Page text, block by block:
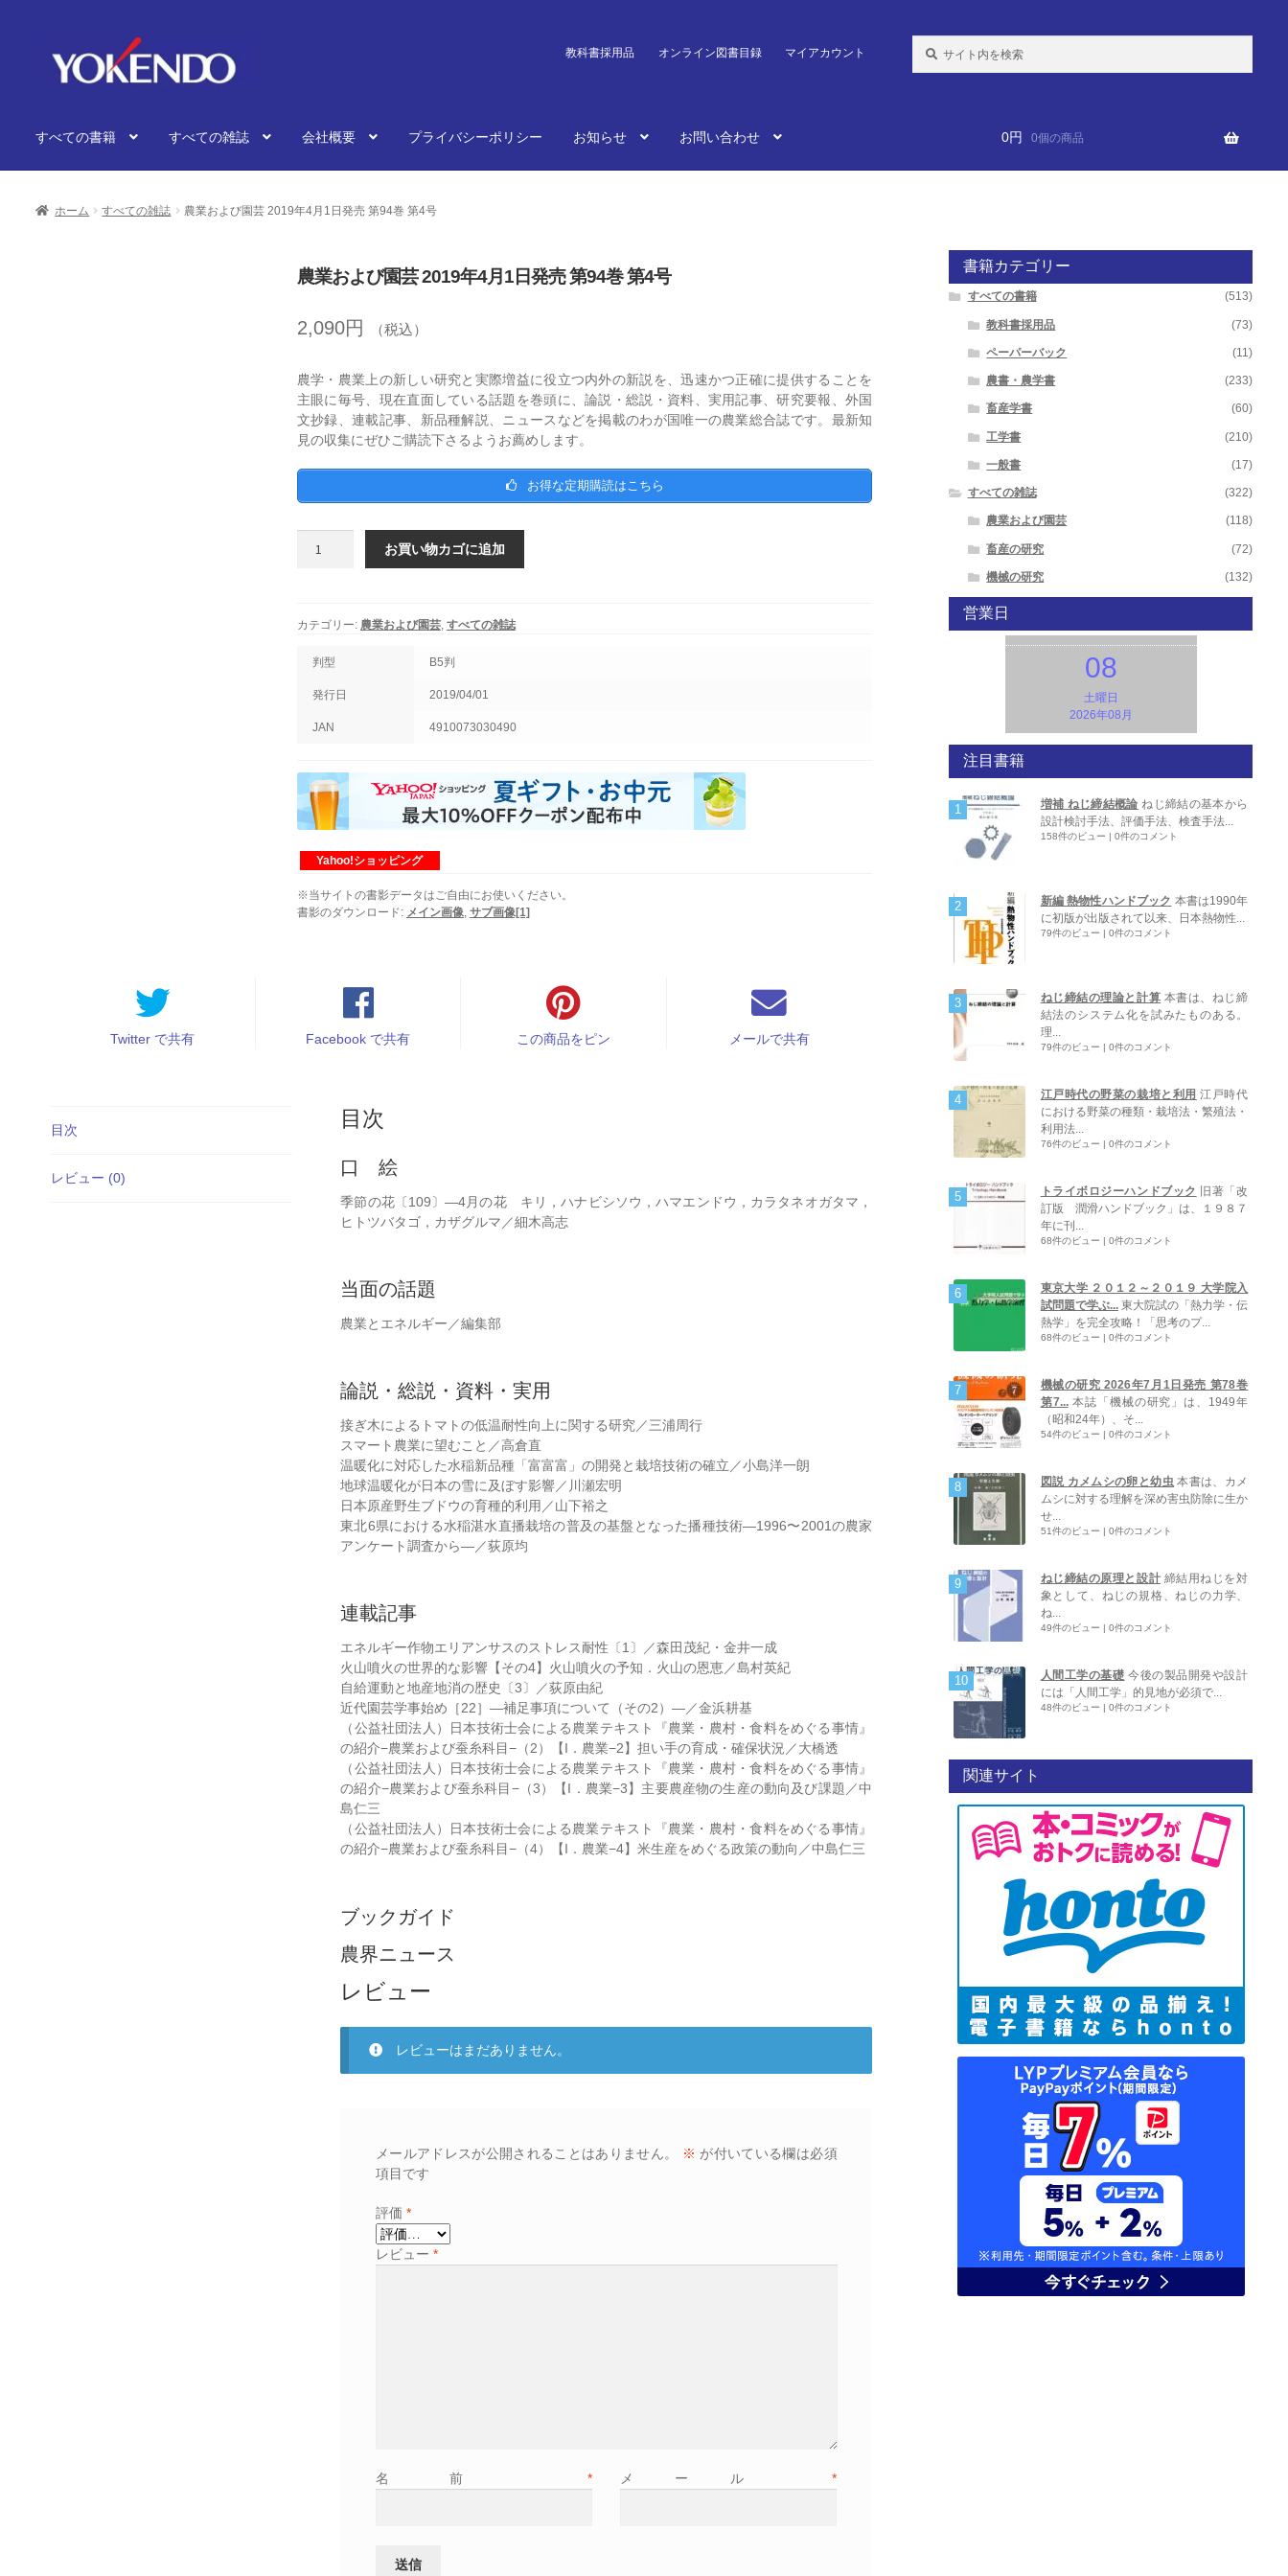
ョ
ス
へ
ッ
教科書採用品 オンライン図書目録 マイアカウント
すべての書籍 すべての雑誌 会社概要 プライバシーポリシー お知らせ お問い合わせ 0円 0個の商品
ホーム すべての雑誌 農業および園芸 2019年4月1日発売 第94巻 第4号
農業および園芸 2019年4月1日発売 第94巻 第4号
2,090円 （税込）
農学・農業上の新しい研究と実際増益に役立つ内外の新説を、迅速かつ正確に提供することを
主眼に毎号、現在直面している話題を巻頭に、論説・総説・資料、実用記事、研究要報、外国
文抄録、連載記事、新品種解説、ニュースなどを掲載のわが国唯一の農業総合誌です。最新知
見の収集にぜひご購読下さるようお薦めします。
お得な定期購読はこちら
び
売
第
4
お買い物カゴに追加
カテゴリー: 農業および園芸, すべての雑誌
判型 B5判
発行日 2019/04/01
JAN 4910073030490
Yahoo!ショッピング
※当サイトの書影データはご自由にお使いください。
書影のダウンロード: メイン画像 サブ画像[1]
Twitter で共有 Facebook で共有 この商品をピン メールで共有
目次
レビュー (0)
目次
口 絵
季節の花〔109〕―4月の花 キリ，ハナビシソウ，ハマエンドウ，カラタネオガタマ，
ヒトツバタゴ，カザグルマ／細木高志
当面の話題
農業とエネルギー／編集部
論説・総説・資料・実用
接ぎ木によるトマトの低温耐性向上に関する研究／三浦周行
スマート農業に望むこと／高倉直
温暖化に対応した水稲新品種「富富富」の開発と栽培技術の確立／小島洋一朗
地球温暖化が日本の雪に及ぼす影響／川瀬宏明
日本原産野生ブドウの育種的利用／山下裕之
東北6県における水稲湛水直播栽培の普及の基盤となった播種技術―1996〜2001の農家
アンケート調査から―／荻原均
連載記事
エネルギー作物エリアンサスのストレス耐性〔1〕／森田茂紀・金井一成
火山噴火の世界的な影響【その4】火山噴火の予知．火山の恩恵／島村英紀
自給運動と地産地消の歴史〔3〕／荻原由紀
近代園芸学事始め［22］―補足事項について（その2）―／金浜耕基
（公益社団法人）日本技術士会による農業テキスト『農業・農村・食料をめぐる事情』
の紹介−農業および蚕糸科目−（2）【I．農業−2】担い手の育成・確保状況／大橋透
（公益社団法人）日本技術士会による農業テキスト『農業・農村・食料をめぐる事情』
の紹介−農業および蚕糸科目−（3）【I．農業−3】主要農産物の生産の動向及び課題／中
島仁三
（公益社団法人）日本技術士会による農業テキスト『農業・農村・食料をめぐる事情』
の紹介−農業および蚕糸科目−（4）【I．農業−4】米生産をめぐる政策の動向／中島仁三
ブックガイド
農界ニュース
レビュー
レビューはまだありません。
メールアドレスが公開されることはありません。 ※ が付いている欄は必須
項目です
評価 *
レビュー *
名前* メール *
書籍カテゴリー
すべての書籍 (513)
教科書採用品 (73)
ペーパーバック (11)
農書・農学書 (233)
畜産学書 (60)
工学書 (210)
一般書 (17)
すべての雑誌 (322)
農業および園芸 (118)
畜産の研究 (72)
機械の研究 (132)
営業日
08
土曜日
2026年08月
注目書籍
増補 ねじ締結概論 ねじ締結の基本から
設計検討手法、評価手法、検査手法...
158件のビュー | 0件のコメント
新編 熱物性ハンドブック 本書は1990年
に初版が出版されて以来、日本熱物性...
79件のビュー | 0件のコメント
ねじ締結の理論と計算 本書は、ねじ締
結法のシステム化を試みたものある。
理...
79件のビュー | 0件のコメント
江戸時代の野菜の栽培と利用 江戸時代
における野菜の種類・栽培法・繁殖法・
利用法...
76件のビュー | 0件のコメント
トライボロジーハンドブック
旧著「改
訂版 潤滑ハンドブック」は、１９８７
年に刊...
68件のビュー | 0件のコメント
東京大学 ２０１２～２０１９ 大学院入
試問題で学ぶ... 東大院試の「熱力学・伝
熱学」を完全攻略！「思考のプ...
68件のビュー | 0件のコメント
機械の研究 2026年7月1日発売 第78巻
第7... 本誌「機械の研究」は、1949年
（昭和24年）、そ...
54件のビュー | 0件のコメント
図説 カメムシの卵と幼虫 本書は、カメ
ムシに対する理解を深め害虫防除に生か
せ...
51件のビュー | 0件のコメント
ねじ締結の原理と設計 締結用ねじを対
象として、ねじの規格、ねじの力学、
ね...
49件のビュー | 0件のコメント
人間工学の基礎 今後の製品開発や設計
には「人間工学」的見地が必須で...
48件のビュー | 0件のコメント
関連サイト